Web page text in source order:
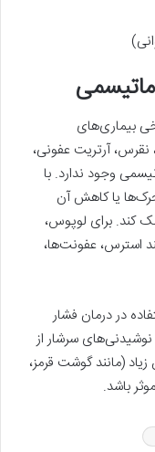
بیماری‌های
نقرس، آرتریت عفونی،
وجود ندارد. با
یا کاهش آن
کند. برای لوپوس،
استرس، عفونت‌ها،
در درمان فشار
سرشار از
(مانند گوشت قرمز،
باشد.